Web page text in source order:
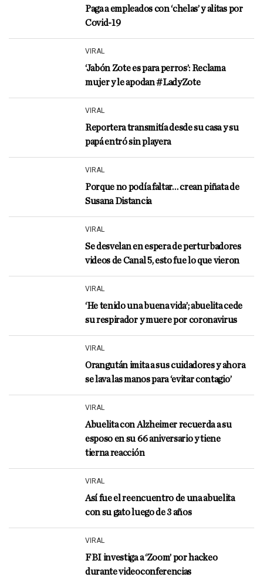
Paga a empleados con ‘chelas’ y alitas por
Covid-19
VIRAL
‘Jabón Zote es para perros’: Reclama
mujer y le apodan #LadyZote
VIRAL
Reportera transmitía desde su casa y su
papá entró sin playera
VIRAL
Porque no podía faltar… crean piñata de
Susana Distancia
VIRAL
Se desvelan en espera de perturbadores
videos de Canal 5, esto fue lo que vieron
VIRAL
‘He tenido una buena vida’; abuelita cede
su respirador y muere por coronavirus
VIRAL
Orangután imita a sus cuidadores y ahora
se lava las manos para ‘evitar contagio’
VIRAL
Abuelita con Alzheimer recuerda a su
esposo en su 66 aniversario y tiene
tierna reacción
VIRAL
Así fue el reencuentro de una abuelita
con su gato luego de 3 años
VIRAL
FBI investiga a ‘Zoom’ por hackeo
durante videoconferencias